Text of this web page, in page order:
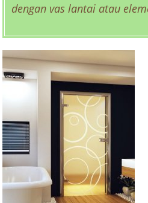
dengan vas lantai atau